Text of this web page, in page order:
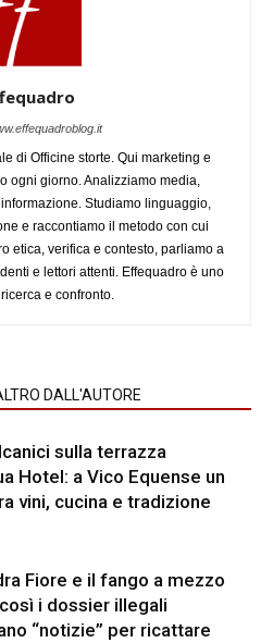
di Officine storte. Qui marketing e
ogni giorno. Analizziamo media,
Studiamo linguaggio,
e raccontiamo il metodo con cui
etica, verifica e contesto, parliamo a
e lettori attenti. Effequadro è uno
e confronto.
DALL'AUTORE
sulla terrazza
Hotel: a Vico Equense un
vini, cucina e tradizione
Fiore e il fango a mezzo
i dossier illegali
“notizie” per ricattare